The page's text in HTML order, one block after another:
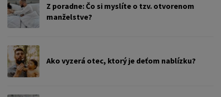
Z poradne: Čo si myslíte o tzv. otvorenom
manželstve?
Ako vyzerá otec, ktorý je deťom nablízku?